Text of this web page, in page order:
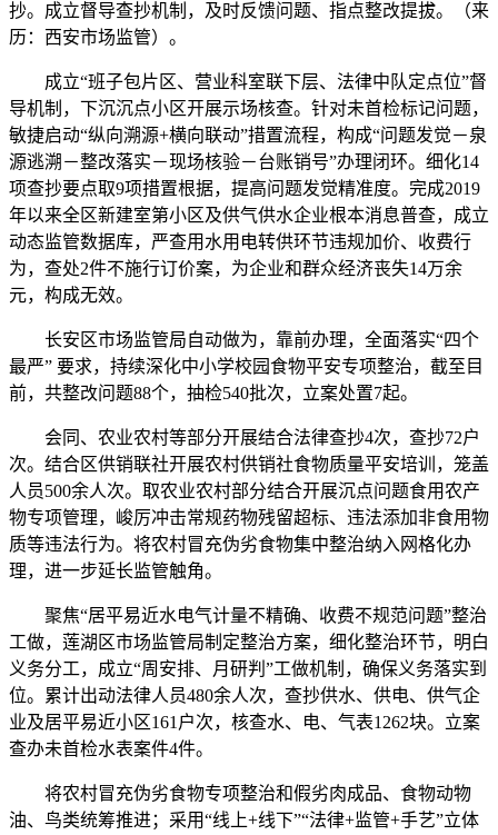
抄。成立督导查抄机制，及时反馈问题、指点整改提拔。（来
历：西安市场监管）。
成立“班子包片区、营业科室联下层、法律中队定点位”督
导机制，下沉沉点小区开展示场核查。针对未首检标记问题，
敏捷启动“纵向溯源+横向联动”措置流程，构成“问题发觉－泉
源逃溯－整改落实－现场核验－台账销号”办理闭环。细化14
项查抄要点取9项措置根据，提高问题发觉精准度。完成2019
年以来全区新建室第小区及供气供水企业根本消息普查，成立
动态监管数据库，严查用水用电转供环节违规加价、收费行
为，查处2件不施行订价案，为企业和群众经济丧失14万余
元，构成无效。
长安区市场监管局自动做为，靠前办理，全面落实“四个
最严” 要求，持续深化中小学校园食物平安专项整治，截至目
前，共整改问题88个，抽检540批次，立案处置7起。
会同、农业农村等部分开展结合法律查抄4次，查抄72户
次。结合区供销联社开展农村供销社食物质量平安培训，笼盖
人员500余人次。取农业农村部分结合开展沉点问题食用农产
物专项管理，峻厉冲击常规药物残留超标、违法添加非食用物
质等违法行为。将农村冒充伪劣食物集中整治纳入网格化办
理，进一步延长监管触角。
聚焦“居平易近水电气计量不精确、收费不规范问题”整治
工做，莲湖区市场监管局制定整治方案，细化整治环节，明白
义务分工，成立“周安排、月研判”工做机制，确保义务落实到
位。累计出动法律人员480余人次，查抄供水、供电、供气企
业及居平易近小区161户次，核查水、电、气表1262块。立案
查办未首检水表案件4件。
将农村冒充伪劣食物专项整治和假劣肉成品、食物动物
油、鸟类统筹推进；采用“线上+线下”“法律+监管+手艺”立体